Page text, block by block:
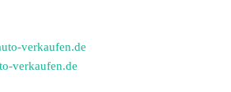
verkaufen.de
verkaufen.de